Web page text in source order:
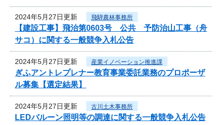
2024年5月27日更新 飛騨農林事務所
【建設工事】飛治第0603号 公共 予防治山工事（舟
サコ）に関する一般競争入札公告
2024年5月27日更新 産業イノベーション推進課
ぎふアントレプレナー教育事業委託業務のプロポーザ
ル募集【選定結果】
2024年5月27日更新 古川土木事務所
LEDバルーン照明等の調達に関する一般競争入札公告